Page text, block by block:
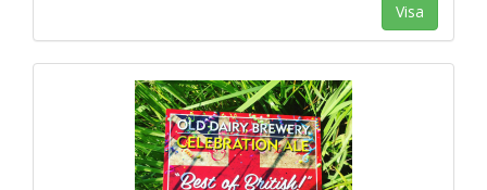
Visa